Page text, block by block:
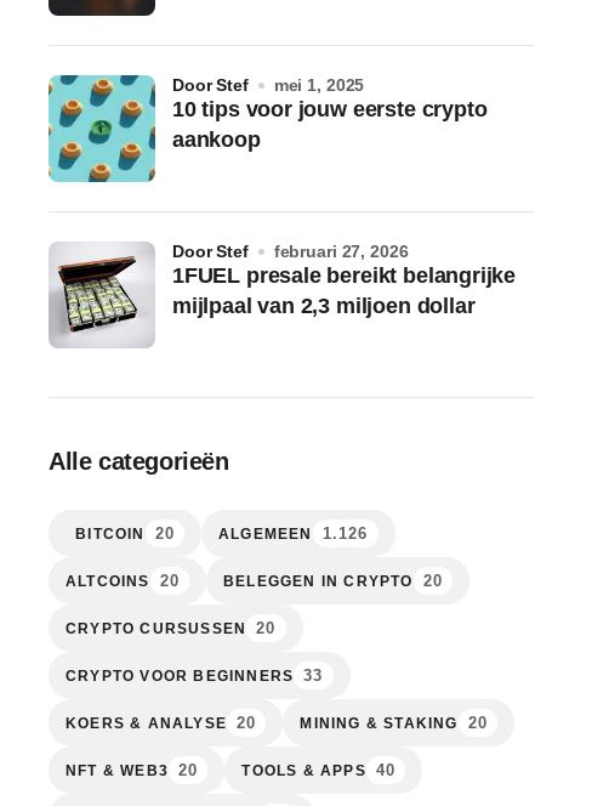
10 tips voor jouw eerste crypto
aankoop
door Stef mei 1, 2025
1FUEL presale bereikt belangrijke
mijlpaal van 2,3 miljoen dollar
door Stef februari 27, 2026
Alle categorieën
BITCOIN 20 ALGEMEEN 1.126
ALTCOINS 20 BELEGGEN IN CRYPTO 20
CRYPTO CURSUSSEN 20
CRYPTO VOOR BEGINNERS 33
KOERS & ANALYSE 20 MINING & STAKING 20
NFT & WEB3 20 TOOLS & APPS 40